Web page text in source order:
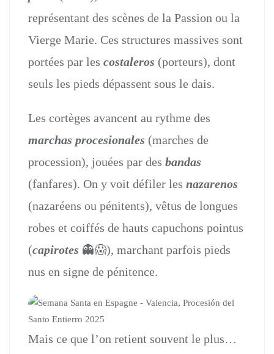
représentant des scènes de la Passion ou la
Vierge Marie. Ces structures massives sont
portées par les costaleros (porteurs), dont
seuls les pieds dépassent sous le dais.
Les cortèges avancent au rythme des
marchas procesionales (marches de
procession), jouées par des bandas
(fanfares). On y voit défiler les nazarenos
(nazaréens ou pénitents), vêtus de longues
robes et coiffés de hauts capuchons pointus
(capirotes 👻😱), marchant parfois pieds
nus en signe de pénitence.
Mais ce que l’on retient souvent le plus…